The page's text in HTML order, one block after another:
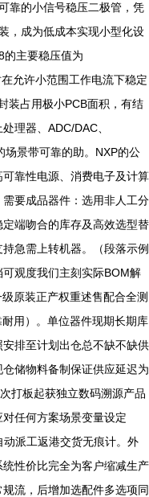
靠的小信号稳压二极管，凭
，成为低成本实现小型化设
的主要稳压值为
允许小范围工作电流下稳定
装占用极小PCB面积，有结
理器、ADC/DAC、
场景带可靠的助。NXP的公
靠性电源、消费电子及计算
要成品器件：选用非人工分
端吻合的库存及高效选型替
急需上转机器。（段落示例
观度我们主刻实际BOM解
原装正产权重述售配合全测
用）。单位器件现期长期库
排至计划出仓总不缺不缺供
储物料备制保证供应延迟为
打板起获独立数码溯源产品
任何方案场景变量设定
派工返港交货无痕计。外
性价比完全为客户缩减生产
流，后增加选配件多选项同